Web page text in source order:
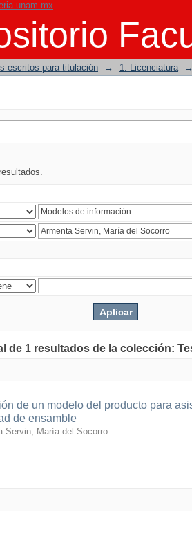
escritos para titulación → 1. Licenciatura
de 1 resultados de la colección:
de un modelo del producto para
de ensamble
Servin, María del Socorro